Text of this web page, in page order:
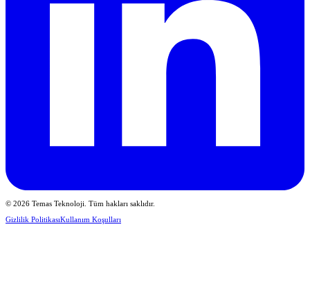
© 2026 Temas Teknoloji. Tüm hakları saklıdır.
Gizlilik PolitikasıKullanım Koşulları